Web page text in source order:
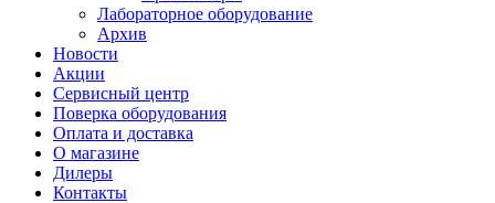
Лабораторное оборудование
Архив
Новости
Акции
Сервисный центр
Поверка оборудования
Оплата и доставка
О магазине
Дилеры
Контакты